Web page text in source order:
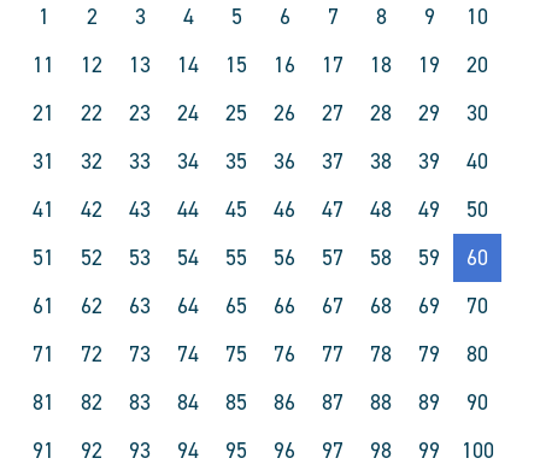
1 2 3 4 5 6 7 8 9
10
11
12 13 14 15 16 17 18 19
20
21
22 23 24 25 26 27 28 29
30
31
32 33 34 35 36 37 38 39
40
41
42 43 44 45 46 47 48 49
50
51
52 53 54 55 56 57 58 59
60
61
62 63 64 65 66 67 68 69
70
71
72 73 74 75 76 77 78 79
80
81
82 83 84 85 86 87 88 89
90
91
92 93 94 95 96 97 98 99
100